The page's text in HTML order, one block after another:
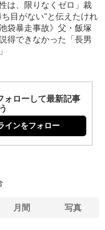
は、限りなくゼロ」裁
ち目がない”と伝えたけれ
袋暴走事故》父・飯塚
得できなかった「長男
ローして最新記事
インをフォロー
月間 写真